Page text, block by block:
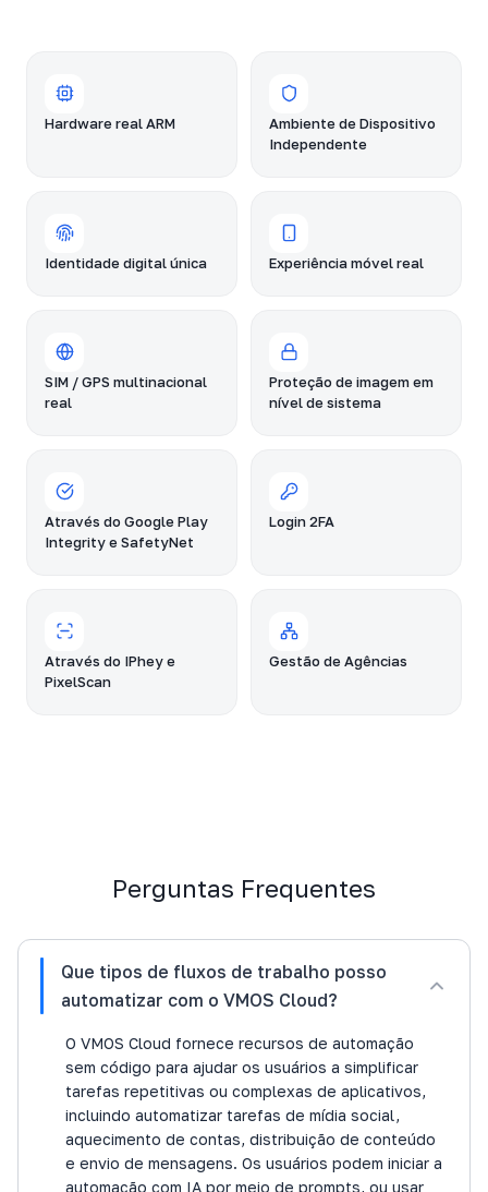
Hardware real ARM
Ambiente de Dispositivo
Independente
Identidade digital única Experiência móvel real
SIM / GPS multinacional
real
Proteção de imagem em
nível de sistema
Através do Google Play
Integrity e SafetyNet
Login 2FA
Através do IPhey e
PixelScan
Gestão de Agências
Perguntas Frequentes
Que tipos de fluxos de trabalho posso
automatizar com o VMOS Cloud?
O VMOS Cloud fornece recursos de automação
sem código para ajudar os usuários a simplificar
tarefas repetitivas ou complexas de aplicativos,
incluindo automatizar tarefas de mídia social,
aquecimento de contas, distribuição de conteúdo
e envio de mensagens. Os usuários podem iniciar a
automação com IA por meio de prompts, ou usar